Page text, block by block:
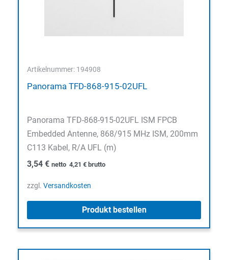
Artikelnummer: 194908
Panorama TFD-868-915-02UFL
Panorama TFD-868-915-02UFL ISM FPCB
Embedded Antenne, 868/915 MHz ISM, 200mm
C113 Kabel, R/A UFL (m)
3,54 € netto 4,21 € brutto
zzgl. Versandkosten
Produkt bestellen